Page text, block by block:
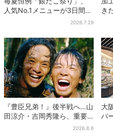
人気No.1メニューが3日間だ
2026.7.29
き
『豊臣兄弟！』後半戦へ…山
田涼介・吉岡秀隆ら、重要
人物のビジュアル解禁で2026.8.6
大
パ